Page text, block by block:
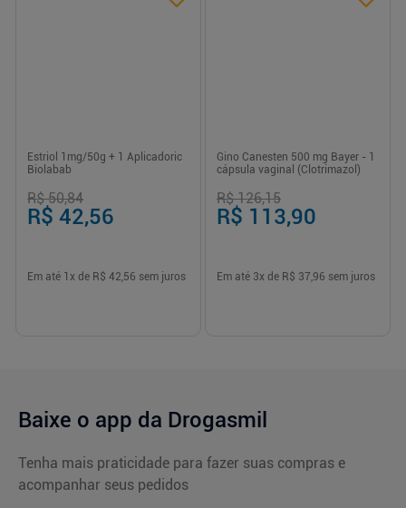
Estriol 1mg/50g + 1 Aplicadoric
Biolabab
R$ 50,84
R$ 42,56
Em até 1 x de R$ 42,56 sem juros
Gino Canesten 500 mg Bayer - 1
cápsula vaginal (Clotrimazol)
R$ 126,15
R$ 113,90
Em até 3x de R$ 37,96 sem juros
Baixe o app da Drogasmil
Tenha mais praticidade para fazer suas compras e
acompanhar seus pedidos